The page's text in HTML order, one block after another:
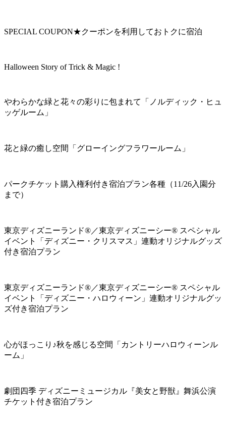
SPECIAL COUPON★クーポンを利用しておトクに宿泊
Halloween Story of Trick & Magic !
やわらかな緑と花々の彩りに包まれて「ノルディック・ヒュ
ッゲルーム」
花と緑の癒し空間「グローイングフラワールーム」
パークチケット購入権利付き宿泊プラン各種（11/26入園分
まで）
東京ディズニーランド®／東京ディズニーシー® スペシャル
イベント「ディズニー・クリスマス」連動オリジナルグッズ
付き宿泊プラン
東京ディズニーランド®／東京ディズニーシー® スペシャル
イベント「ディズニー・ハロウィーン」連動オリジナルグッ
ズ付き宿泊プラン
心がほっこり♪秋を感じる空間「カントリーハロウィーンル
ーム」
劇団四季 ディズニーミュージカル『美女と野獣』舞浜公演
チケット付き宿泊プラン